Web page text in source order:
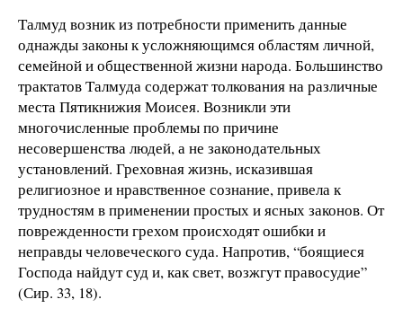
Талмуд возник из потребности применить данные
однажды законы к усложняющимся областям личной,
семейной и общественной жизни народа. Большинство
трактатов Талмуда содержат толкования на различные
места Пятикнижия Моисея. Возникли эти
многочисленные проблемы по причине
несовершенства людей, а не законодательных
установлений. Греховная жизнь, исказившая
религиозное и нравственное сознание, привела к
трудностям в применении простых и ясных законов. От
поврежденности грехом происходят ошибки и
неправды человеческого суда. Напротив, “боящиеся
Господа найдут суд и, как свет, возжгут правосудие”
(Сир. 33, 18).